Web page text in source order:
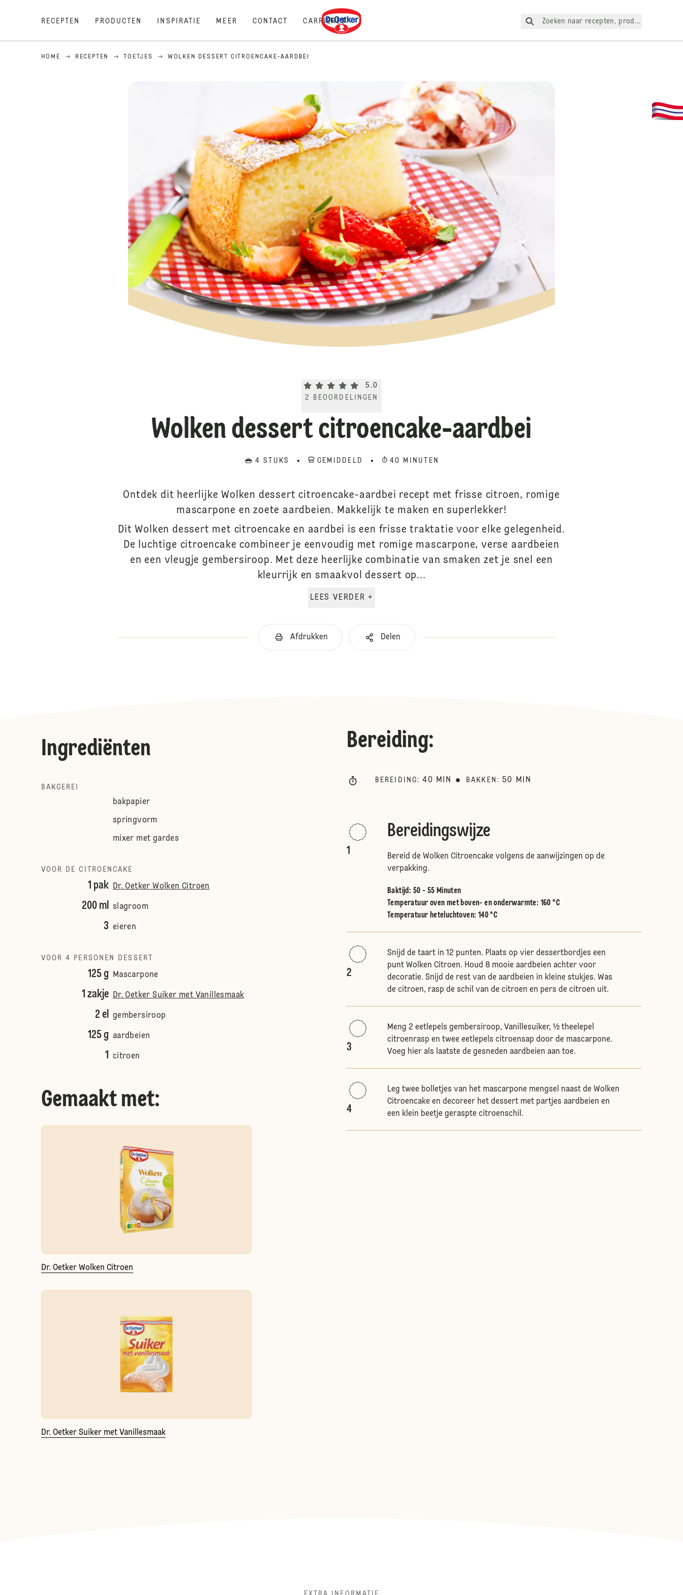
RECEPTEN PRODUCTEN INSPIRATIE MEER CONTACT CARRIÈRES
Dr. Oetker
Zoeken naar recepten, producten, enz.
HOME RECEPTEN TOETJES WOLKEN DESSERT CITROENCAKE-AARDBEI
Current rating 5.0. Click to rate.
5.0
2
BEOORDELINGEN
Wolken dessert citroencake-aardbei
4 STUKS GEMIDDELD 40 MINUTEN
Ontdek dit heerlijke Wolken dessert citroencake-aardbei recept met frisse citroen, romige
mascarpone en zoete aardbeien. Makkelijk te maken en superlekker!
Dit Wolken dessert met citroencake en aardbei is een frisse traktatie voor elke gelegenheid.
De luchtige citroencake combineer je eenvoudig met romige mascarpone, verse aardbeien
en een vleugje gembersiroop. Met deze heerlijke combinatie van smaken zet je snel een
kleurrijk en smaakvol dessert op...
LEES VERDER +
Afdrukken Delen
Ingrediënten
BAKGEREI
bakpapier
springvorm
mixer met gardes
VOOR DE CITROENCAKE
1 pak Dr. Oetker Wolken Citroen
200 ml slagroom
3 eieren
VOOR 4 PERSONEN DESSERT
125 g Mascarpone
1 zakje Dr. Oetker Suiker met Vanillesmaak
2 el gembersiroop
125 g aardbeien
1 citroen
Gemaakt met:
Dr. Oetker Wolken Citroen
Dr. Oetker Suiker met Vanillesmaak
Bereiding:
BEREIDING : 40 MIN BAKKEN : 50 MIN
1
Bereidingswijze
Bereid de Wolken Citroencake volgens de aanwijzingen op de
verpakking.
Baktijd: 50 - 55 Minuten
Temperatuur oven met boven- en onderwarmte: 160 °C
Temperatuur heteluchtoven: 140 °C
2
Snijd de taart in 12 punten. Plaats op vier dessertbordjes een
punt Wolken Citroen. Houd 8 mooie aardbeien achter voor
decoratie. Snijd de rest van de aardbeien in kleine stukjes. Was
de citroen, rasp de schil van de citroen en pers de citroen uit.
3
Meng 2 eetlepels gembersiroop, Vanillesuiker, ½ theelepel
citroenrasp en twee eetlepels citroensap door de mascarpone.
Voeg hier als laatste de gesneden aardbeien aan toe.
4
Leg twee bolletjes van het mascarpone mengsel naast de Wolken
Citroencake en decoreer het dessert met partjes aardbeien en
een klein beetje geraspte citroenschil.